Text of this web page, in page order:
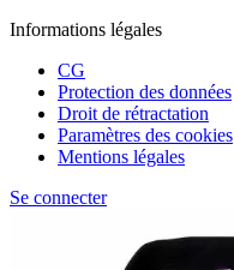
Informations légales
CG
Protection des données
Droit de rétractation
Paramètres des cookies
Mentions légales
Se connecter